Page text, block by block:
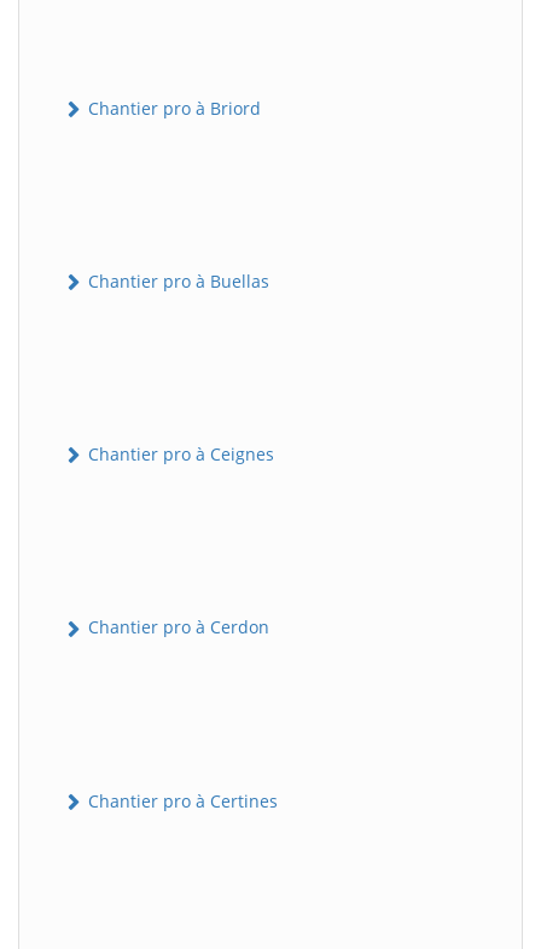
Chantier pro à Briord
Chantier pro à Buellas
Chantier pro à Ceignes
Chantier pro à Cerdon
Chantier pro à Certines